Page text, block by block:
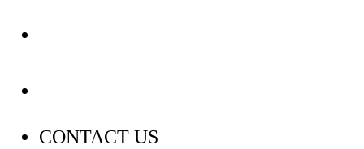
CONTACT US